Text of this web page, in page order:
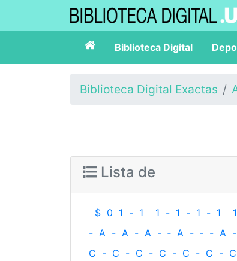
Biblioteca Digital
Biblioteca Digital Exactas
Lista de
$ 0 1 - 1 1 - 1 - 1 - 1 1
- A - A - A - ‐ A - ‐ - A -
C - C - C - C - C - C - C